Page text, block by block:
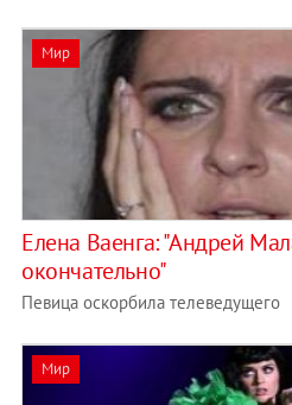
Мир
Елена Ваенга: "Андрей
окончательно"
Певица оскорбила телеведущего
Мир